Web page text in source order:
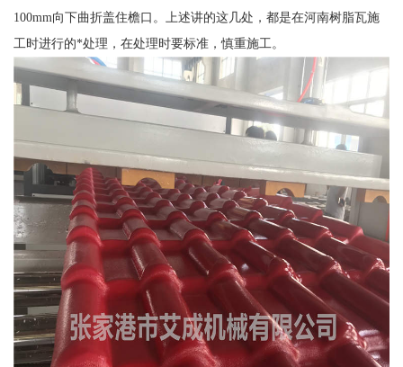
100mm向下曲折盖住檐口。上述讲的这几处，都是在河南树脂瓦施
工时进行的*处理，在处理时要标准，慎重施工。